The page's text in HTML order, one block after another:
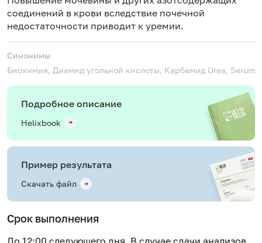
соединений в крови вследствие почечной
недостаточности приводит к уремии.
Синонимы
Биохимия, Диамид угольной кислоты, Карбамид Urea, Serum
Подробное описание
Helixbook
Пример результата
Скачать файл
Срок выполнения
До 12:00 следующего дня. В случае сдачи анализов